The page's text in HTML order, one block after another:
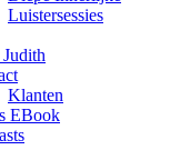
Luistersessies
Klanten
EBook